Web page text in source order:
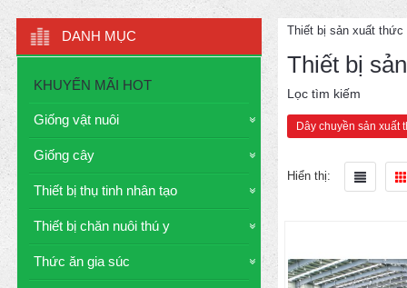
DANH MỤC
KHUYẾN MÃI HOT
Giống vật nuôi
Giống cây
Thiết bị thụ tinh nhân tạo
Thiết bị chăn nuôi thú y
Thức ăn gia súc
Thiết bị sản xuất thức
Thiết bị
Lọc tìm kiếm
Dây chuyền sản xuất
Hiển thị: